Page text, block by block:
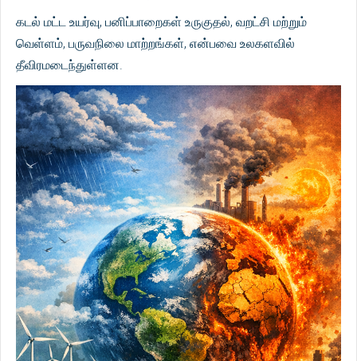
கடல் மட்ட உயர்வு, பனிப்பாறைகள் உருகுதல், வறட்சி மற்றும்
வெள்ளம், பருவநிலை மாற்றங்கள், என்பவை உலகளவில்
தீவிரமடைந்துள்ளன.